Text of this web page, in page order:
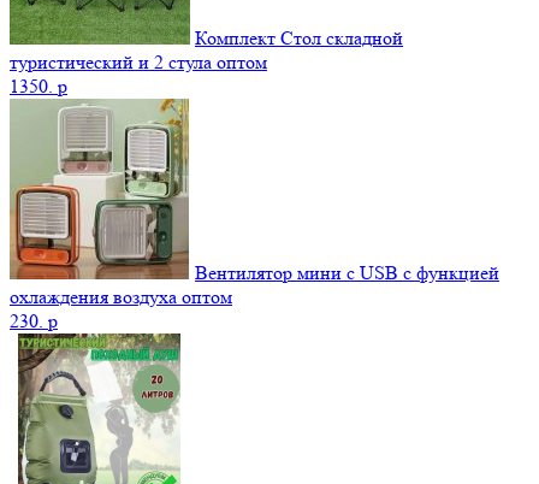
Комплект Стол складной
туристический и 2 стула оптом
1350. p
Вентилятор мини с USB с функцией
охлаждения воздуха оптом
230. p